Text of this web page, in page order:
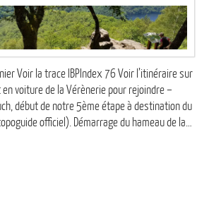
Voir la trace IBPIndex 76 Voir l’itinéraire sur
en voiture de la Vérènerie pour rejoindre –
début de notre 5ème étape à destination du
officiel). Démarrage du hameau de la…